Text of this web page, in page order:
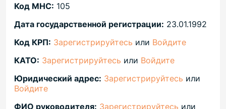
Код МНС: 105
Дата государственной регистрации: 23.01.1992
Код КРП: Зарегистрируйтесь или Войдите
КАТО: Зарегистрируйтесь или Войдите
Юридический адрес: Зарегистрируйтесь или
Войдите
ФИО руководителя: Зарегистрируйтесь или